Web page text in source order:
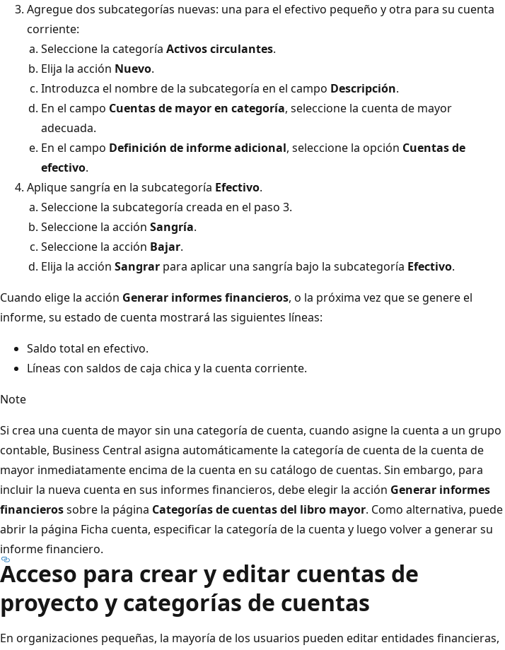
Agregue dos subcategorías nuevas: una para el efectivo pequeño y otra para su cuenta
corriente:
Seleccione la categoría Activos circulantes.
Elija la acción Nuevo.
Introduzca el nombre de la subcategoría en el campo Descripción.
En el campo Cuentas de mayor en categoría, seleccione la cuenta de mayor
adecuada.
En el campo Definición de informe adicional, seleccione la opción Cuentas de
efectivo.
Aplique sangría en la subcategoría Efectivo.
Seleccione la subcategoría creada en el paso 3.
Seleccione la acción Sangría.
Seleccione la acción Bajar.
Elija la acción Sangrar para aplicar una sangría bajo la subcategoría Efectivo.
Cuando elige la acción Generar informes financieros, o la próxima vez que se genere el
informe, su estado de cuenta mostrará las siguientes líneas:
Saldo total en efectivo.
Líneas con saldos de caja chica y la cuenta corriente.
Note
Si crea una cuenta de mayor sin una categoría de cuenta, cuando asigne la cuenta a un grupo
contable, Business Central asigna automáticamente la categoría de cuenta de la cuenta de
mayor inmediatamente encima de la cuenta en su catálogo de cuentas. Sin embargo, para
incluir la nueva cuenta en sus informes financieros, debe elegir la acción Generar informes
financierossobre la página Categorías de cuentas del libro mayor. Como alternativa, puede
abrir la página Ficha cuenta, especificar la categoría de la cuenta y luego volver a generar su
informe financiero.
Acceso para crear y editar cuentas de
proyecto y categorías de cuentas
En organizaciones pequeñas, la mayoría de los usuarios pueden editar entidades financieras,